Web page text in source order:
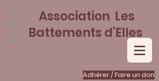
Adhérer / Faire un don
Association Les
Battements d'Elles